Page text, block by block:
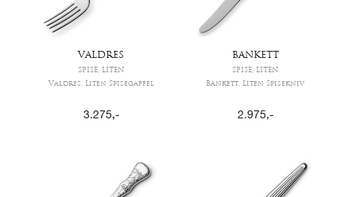
VALDRES
SPISE, LITEN
Valdres, Liten Spisegaffel
3.275,-
BANKETT
SPISE, LITEN
Bankett, Liten Spisekniv
2.975,-